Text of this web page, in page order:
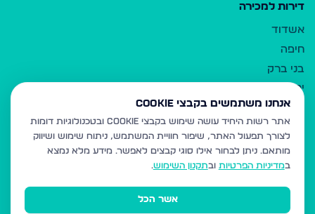
דירות למכירה
אשדוד
חיפה
בני ברק
ירושלים
אלעד
גבעת זאב
בית שמש
רכסים
מודיעין עילית
אנחנו משתמשים בקבצי Cookie
אתר רשות היחיד עושה שימוש בקבצי Cookie ובטכנולוגיות דומות
לצורך תפעול האתר, שיפור חוויית המשתמש, ניתוח שימוש ושיווק
מותאם. ניתן לבחור אילו סוגי קבצים לאפשר. מידע מלא נמצא
במדיניות הפרטיות ובתקנון השימוש.
אשר הכל